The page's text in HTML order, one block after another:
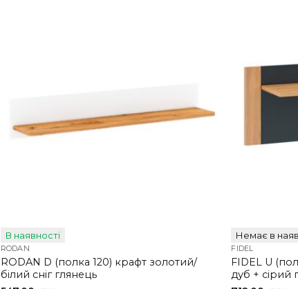
В наявності
RODAN
RODAN D (полка 120) крафт золотий/
білий сніг глянець
Немає в
FIDEL
FIDEL U
дуб + сірий